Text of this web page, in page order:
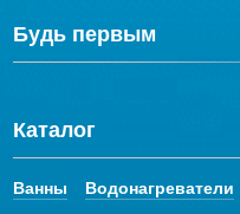
Будь первым
Каталог
Ванны
Водонагреватели